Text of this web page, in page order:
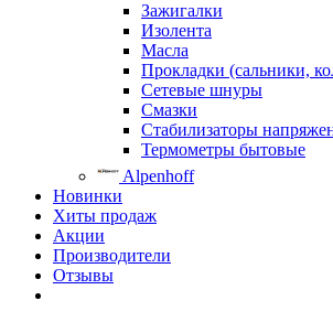
Зажигалки
Изолента
Масла
Прокладки (сальники,
Сетевые шнуры
Смазки
Стабилизаторы
Термометры бытовые
Alpenhoff
Новинки
Хиты продаж
Акции
Производители
Отзывы